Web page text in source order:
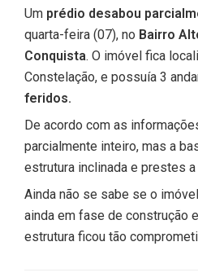
Um prédio desabou
quarta-feira (07), no Bairro
Conquista. O imóvel fica
Constelação, e possuía 3
feridos.
De acordo com as
parcialmente inteiro, mas a
estrutura inclinada e prestes
Ainda não se sabe se o
ainda em fase de construção
estrutura ficou tão